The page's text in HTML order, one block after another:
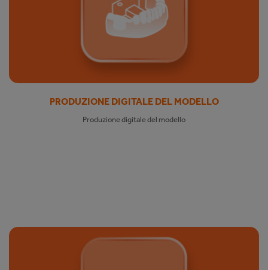
PRODUZIONE DIGITALE DEL MODELLO
Produzione digitale del modello